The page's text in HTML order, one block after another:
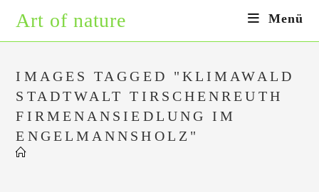
Inhalt
springen
Art of nature Menü
IMAGES TAGGED "KLIMAWALD
STADTWALT TIRSCHENREUTH
FIRMENANSIEDLUNG IM
ENGELMANNSHOLZ"